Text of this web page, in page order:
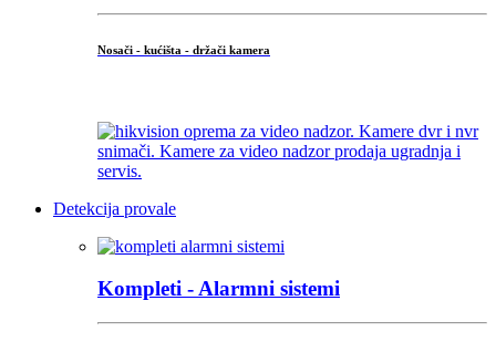
Nosači - kućišta - držači kamera
Detekcija provale
Kompleti - Alarmni sistemi